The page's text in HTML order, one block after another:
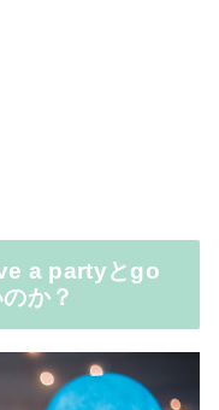
a partyとgo
か？